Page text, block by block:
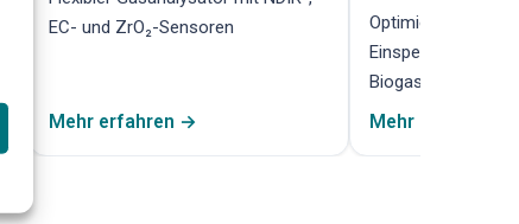
EC- und ZrO₂-Sensoren
Mehr erfahren →
Optimiert für die
Biogasanlagen
Mehr erfahren →